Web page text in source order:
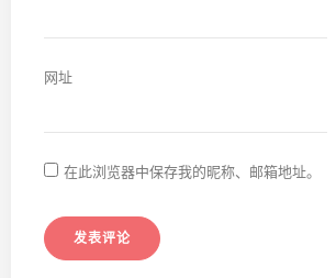
网址
在此浏览器中保存我的昵称、邮箱地址。